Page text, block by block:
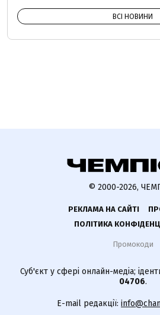
ВСІ НОВИНИ
© 2000-2026,
РЕКЛАМА НА САЙТІ
ПОЛІТИКА
Промокоди
Суб'єкт у сфері онлайн-медіа;
04706.
E-mail редакції: